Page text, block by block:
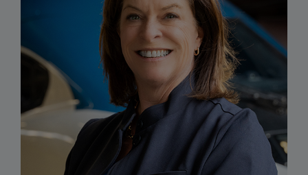
Penn Station交通基础设施项目
Great American车站